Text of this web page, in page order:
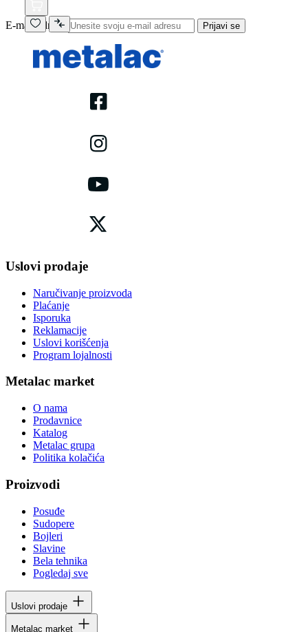
E-mail adresa Prijavi se
Uslovi prodaje
Naručivanje proizvoda
Plaćanje
Isporuka
Reklamacije
Uslovi korišćenja
Program lojalnosti
Metalac market
O nama
Prodavnice
Katalog
Metalac grupa
Politika kolačića
Proizvodi
Posuđe
Sudopere
Bojleri
Slavine
Bela tehnika
Pogledaj sve
Uslovi prodaje
Metalac market